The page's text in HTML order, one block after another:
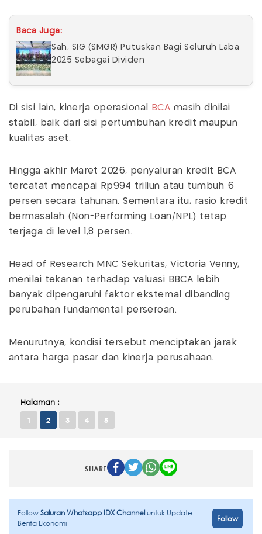
Baca Juga:
Sah, SIG (SMGR) Putuskan Bagi Seluruh Laba
2025 Sebagai Dividen
Di sisi lain, kinerja operasional BCA masih dinilai
stabil, baik dari sisi pertumbuhan kredit maupun
kualitas aset.
Hingga akhir Maret 2026, penyaluran kredit BCA
tercatat mencapai Rp994 triliun atau tumbuh 6
persen secara tahunan. Sementara itu, rasio kredit
bermasalah (Non-Performing Loan/NPL) tetap
terjaga di level 1,8 persen.
Head of Research MNC Sekuritas, Victoria Venny,
menilai tekanan terhadap valuasi BBCA lebih
banyak dipengaruhi faktor eksternal dibanding
perubahan fundamental perseroan.
Menurutnya, kondisi tersebut menciptakan jarak
antara harga pasar dan kinerja perusahaan.
Halaman :
1 2 3 4 5
SHARE
FollowSaluran Whatsapp IDX Channeluntuk Update
Berita Ekonomi
Follow